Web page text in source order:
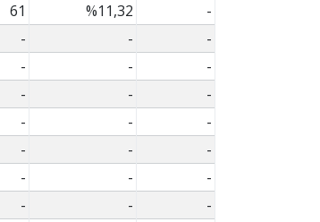
61 %11,32
-
- -
-
- -
-
- -
-
- -
-
- -
-
- -
-
- -
-